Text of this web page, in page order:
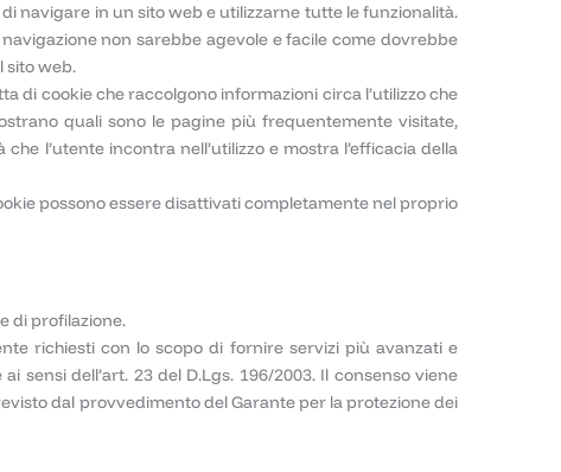
navigare in un sito web e utilizzarne tutte le funzionalità.
non sarebbe agevole e facile come dovrebbe
sito web.
di cookie che raccolgono informazioni circa l’utilizzo che
quali sono le pagine più frequentemente visitate,
l’utente incontra nell’utilizzo e mostra l’efficacia della
possono essere disattivati completamente nel proprio
di profilazione.
richiesti con lo scopo di fornire servizi più avanzati e
sensi dell’art. 23 del D.Lgs. 196/2003. Il consenso viene
dal provvedimento del Garante per la protezione dei